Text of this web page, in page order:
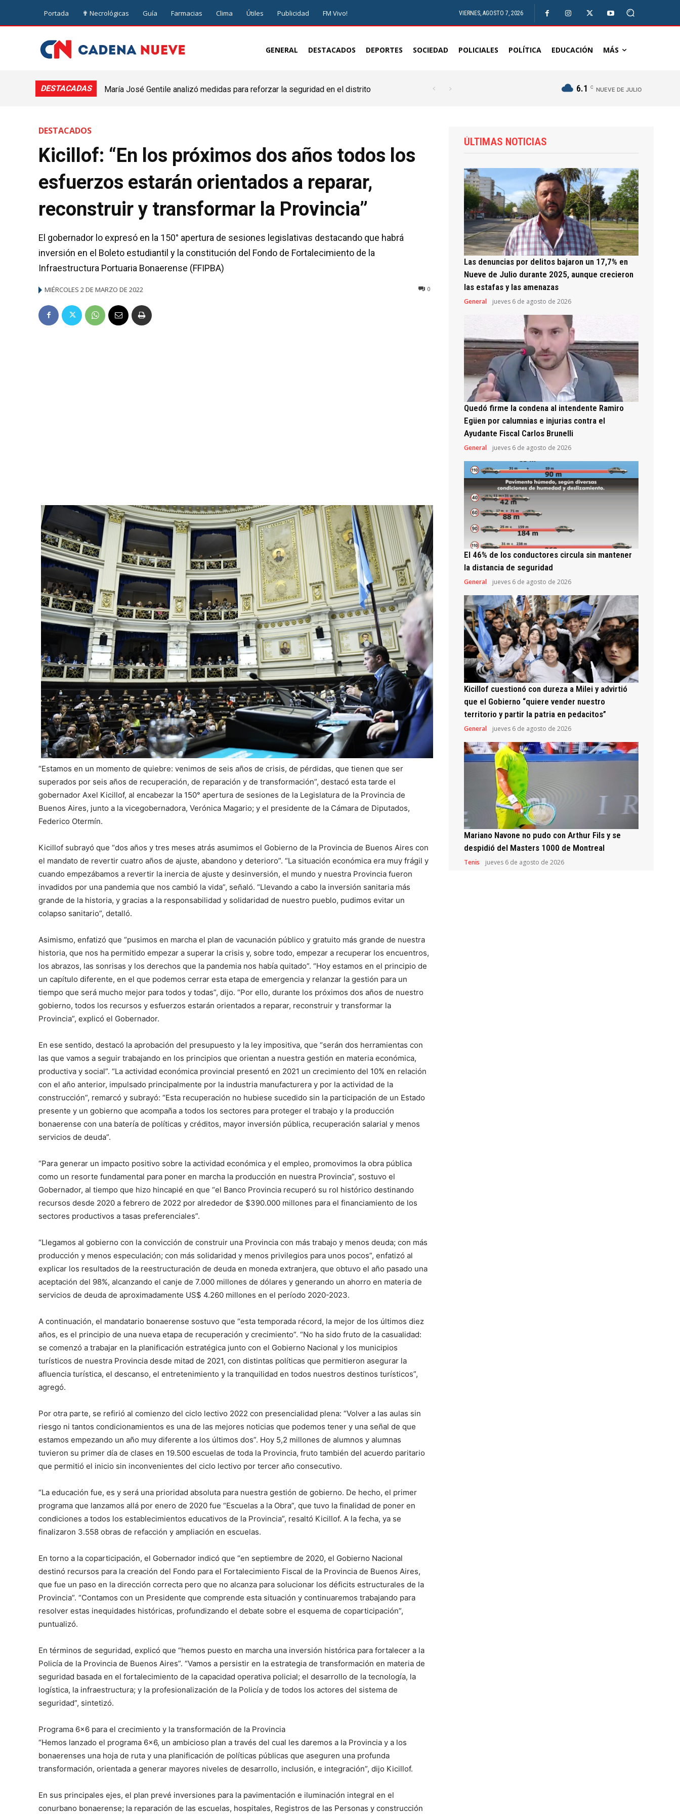
Portada ✟ Necrológicas Guía Farmacias Clima Útiles Publicidad FM Vivo! VIERNES, AGOSTO 7, 2026
GENERAL DESTACADOS DEPORTES SOCIEDAD POLICIALES POLÍTICA EDUCACIÓN MÁS
DESTACADAS
María José Gentile analizó medidas para reforzar la seguridad en el distrito
6.1 C NUEVE DE JULIO
DESTACADOS
Kicillof: “En los próximos dos años todos los
esfuerzos estarán orientados a reparar,
reconstruir y transformar la Provincia”
El gobernador lo expresó en la 150° apertura de sesiones legislativas destacando que habrá
inversión en el Boleto estudiantil y la constitución del Fondo de Fortalecimiento de la
Infraestructura Portuaria Bonaerense (FFIPBA)
MIÉRCOLES 2 DE MARZO DE 2022 0
“Estamos en un momento de quiebre: venimos de seis años de crisis, de pérdidas, que tienen que ser
superados por seis años de recuperación, de reparación y de transformación”, destacó esta tarde el
gobernador Axel Kicillof, al encabezar la 150° apertura de sesiones de la Legislatura de la Provincia de
Buenos Aires, junto a la vicegobernadora, Verónica Magario; y el presidente de la Cámara de Diputados,
Federico Otermín.
Kicillof subrayó que “dos años y tres meses atrás asumimos el Gobierno de la Provincia de Buenos Aires con
el mandato de revertir cuatro años de ajuste, abandono y deterioro”. “La situación económica era muy frágil y
cuando empezábamos a revertir la inercia de ajuste y desinversión, el mundo y nuestra Provincia fueron
invadidos por una pandemia que nos cambió la vida”, señaló. “Llevando a cabo la inversión sanitaria más
grande de la historia, y gracias a la responsabilidad y solidaridad de nuestro pueblo, pudimos evitar un
colapso sanitario”, detalló.
Asimismo, enfatizó que “pusimos en marcha el plan de vacunación público y gratuito más grande de nuestra
historia, que nos ha permitido empezar a superar la crisis y, sobre todo, empezar a recuperar los encuentros,
los abrazos, las sonrisas y los derechos que la pandemia nos había quitado”. “Hoy estamos en el principio de
un capítulo diferente, en el que podemos cerrar esta etapa de emergencia y relanzar la gestión para un
tiempo que será mucho mejor para todos y todas”, dijo. “Por ello, durante los próximos dos años de nuestro
gobierno, todos los recursos y esfuerzos estarán orientados a reparar, reconstruir y transformar la
Provincia”, explicó el Gobernador.
En ese sentido, destacó la aprobación del presupuesto y la ley impositiva, que “serán dos herramientas con
las que vamos a seguir trabajando en los principios que orientan a nuestra gestión en materia económica,
productiva y social”. “La actividad económica provincial presentó en 2021 un crecimiento del 10% en relación
con el año anterior, impulsado principalmente por la industria manufacturera y por la actividad de la
construcción”, remarcó y subrayó: “Esta recuperación no hubiese sucedido sin la participación de un Estado
presente y un gobierno que acompaña a todos los sectores para proteger el trabajo y la producción
bonaerense con una batería de políticas y créditos, mayor inversión pública, recuperación salarial y menos
servicios de deuda”.
“Para generar un impacto positivo sobre la actividad económica y el empleo, promovimos la obra pública
como un resorte fundamental para poner en marcha la producción en nuestra Provincia”, sostuvo el
Gobernador, al tiempo que hizo hincapié en que “el Banco Provincia recuperó su rol histórico destinando
recursos desde 2020 a febrero de 2022 por alrededor de $390.000 millones para el financiamiento de los
sectores productivos a tasas preferenciales”.
“Llegamos al gobierno con la convicción de construir una Provincia con más trabajo y menos deuda; con más
producción y menos especulación; con más solidaridad y menos privilegios para unos pocos”, enfatizó al
explicar los resultados de la reestructuración de deuda en moneda extranjera, que obtuvo el año pasado una
aceptación del 98%, alcanzando el canje de 7.000 millones de dólares y generando un ahorro en materia de
servicios de deuda de aproximadamente US$ 4.260 millones en el período 2020-2023.
A continuación, el mandatario bonaerense sostuvo que “esta temporada récord, la mejor de los últimos diez
años, es el principio de una nueva etapa de recuperación y crecimiento”. “No ha sido fruto de la casualidad:
se comenzó a trabajar en la planificación estratégica junto con el Gobierno Nacional y los municipios
turísticos de nuestra Provincia desde mitad de 2021, con distintas políticas que permitieron asegurar la
afluencia turística, el descanso, el entretenimiento y la tranquilidad en todos nuestros destinos turísticos”,
agregó.
Por otra parte, se refirió al comienzo del ciclo lectivo 2022 con presencialidad plena: “Volver a las aulas sin
riesgo ni tantos condicionamientos es una de las mejores noticias que podemos tener y una señal de que
estamos empezando un año muy diferente a los últimos dos”. Hoy 5,2 millones de alumnos y alumnas
tuvieron su primer día de clases en 19.500 escuelas de toda la Provincia, fruto también del acuerdo paritario
que permitió el inicio sin inconvenientes del ciclo lectivo por tercer año consecutivo.
“La educación fue, es y será una prioridad absoluta para nuestra gestión de gobierno. De hecho, el primer
programa que lanzamos allá por enero de 2020 fue “Escuelas a la Obra”, que tuvo la finalidad de poner en
condiciones a todos los establecimientos educativos de la Provincia”, resaltó Kicillof. A la fecha, ya se
finalizaron 3.558 obras de refacción y ampliación en escuelas.
En torno a la coparticipación, el Gobernador indicó que “en septiembre de 2020, el Gobierno Nacional
destinó recursos para la creación del Fondo para el Fortalecimiento Fiscal de la Provincia de Buenos Aires,
que fue un paso en la dirección correcta pero que no alcanza para solucionar los déficits estructurales de la
Provincia”. “Contamos con un Presidente que comprende esta situación y continuaremos trabajando para
resolver estas inequidades históricas, profundizando el debate sobre el esquema de coparticipación”,
puntualizó.
En términos de seguridad, explicó que “hemos puesto en marcha una inversión histórica para fortalecer a la
Policía de la Provincia de Buenos Aires”. “Vamos a persistir en la estrategia de transformación en materia de
seguridad basada en el fortalecimiento de la capacidad operativa policial; el desarrollo de la tecnología, la
logística, la infraestructura; y la profesionalización de la Policía y de todos los actores del sistema de
seguridad”, sintetizó.
Programa 6×6 para el crecimiento y la transformación de la Provincia
“Hemos lanzado el programa 6×6, un ambicioso plan a través del cual les daremos a la Provincia y a los
bonaerenses una hoja de ruta y una planificación de políticas públicas que aseguren una profunda
transformación, orientada a generar mayores niveles de desarrollo, inclusión, e integración”, dijo Kicillof.
En sus principales ejes, el plan prevé inversiones para la pavimentación e iluminación integral en el
conurbano bonaerense; la reparación de las escuelas, hospitales, Registros de las Personas y construcción
ÚLTIMAS NOTICIAS
Las denuncias por delitos bajaron un 17,7% en
Nueve de Julio durante 2025, aunque crecieron
las estafas y las amenazas
General jueves 6 de agosto de 2026
Quedó firme la condena al intendente Ramiro
Egüen por calumnias e injurias contra el
Ayudante Fiscal Carlos Brunelli
General jueves 6 de agosto de 2026
El 46% de los conductores circula sin mantener
la distancia de seguridad
General jueves 6 de agosto de 2026
Kicillof cuestionó con dureza a Milei y advirtió
que el Gobierno “quiere vender nuestro
territorio y partir la patria en pedacitos”
General jueves 6 de agosto de 2026
Mariano Navone no pudo con Arthur Fils y se
despidió del Masters 1000 de Montreal
Tenis jueves 6 de agosto de 2026